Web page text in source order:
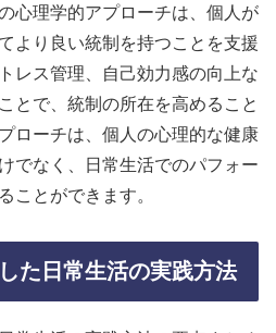
心理学的アプローチは、個人が
より良い統制を持つことを支援
レス管理、自己効力感の向上な
とで、統制の所在を高めること
ローチは、個人の心理的な健康
でなく、日常生活でのパフォー
ことができます。
た日常生活の実践方法